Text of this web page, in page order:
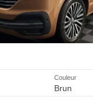
Couleur
Brun